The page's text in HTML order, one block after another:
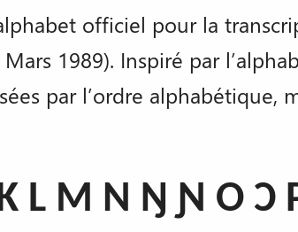
officiel pour la
1989). Inspiré par
par l’ordre alphabétique,
L M N Ŋ Ɲ O Ɔ